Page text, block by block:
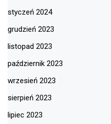
styczeń 2024
grudzień 2023
listopad 2023
październik 2023
wrzesień 2023
sierpień 2023
lipiec 2023